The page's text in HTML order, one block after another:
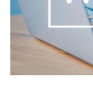
e
c